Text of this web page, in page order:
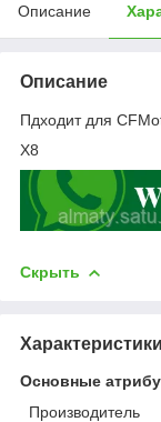
Описание
Описание
Пдходит для
X8
Скрыть
Характеристики
Основные
Производитель